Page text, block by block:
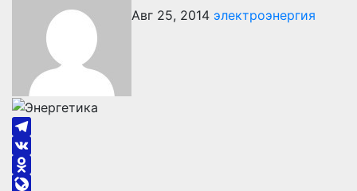
Авг 25, 2014 электроэнергия
Telegram
VK
Odnoklassniki